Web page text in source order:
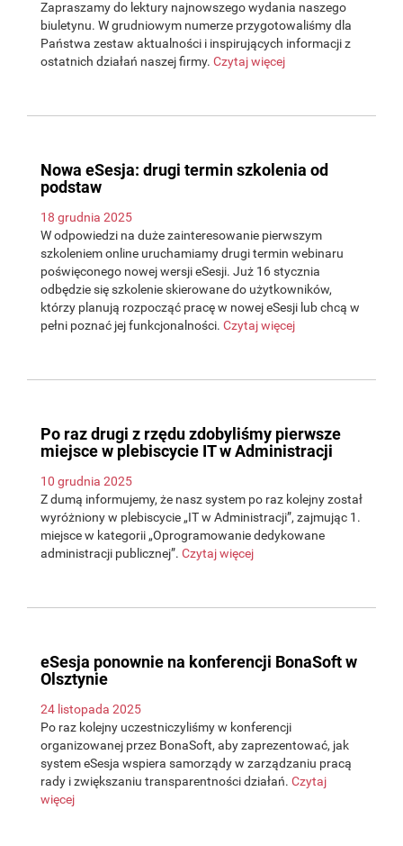
Zapraszamy do lektury najnowszego wydania naszego
biuletynu. W grudniowym numerze przygotowaliśmy dla
Państwa zestaw aktualności i inspirujących informacji z
ostatnich działań naszej firmy. Czytaj więcej
Nowa eSesja: drugi termin szkolenia od
podstaw
18 grudnia 2025
W odpowiedzi na duże zainteresowanie pierwszym
szkoleniem online uruchamiamy drugi termin webinaru
poświęconego nowej wersji eSesji. Już 16 stycznia
odbędzie się szkolenie skierowane do użytkowników,
którzy planują rozpocząć pracę w nowej eSesji lub chcą w
pełni poznać jej funkcjonalności. Czytaj więcej
Po raz drugi z rzędu zdobyliśmy pierwsze
miejsce w plebiscycie IT w Administracji
10 grudnia 2025
Z dumą informujemy, że nasz system po raz kolejny został
wyróżniony w plebiscycie „IT w Administracji”, zajmując 1.
miejsce w kategorii „Oprogramowanie dedykowane
administracji publicznej”. Czytaj więcej
eSesja ponownie na konferencji BonaSoft w
Olsztynie
24 listopada 2025
Po raz kolejny uczestniczyliśmy w konferencji
organizowanej przez BonaSoft, aby zaprezentować, jak
system eSesja wspiera samorządy w zarządzaniu pracą
rady i zwiększaniu transparentności działań. Czytaj
więcej